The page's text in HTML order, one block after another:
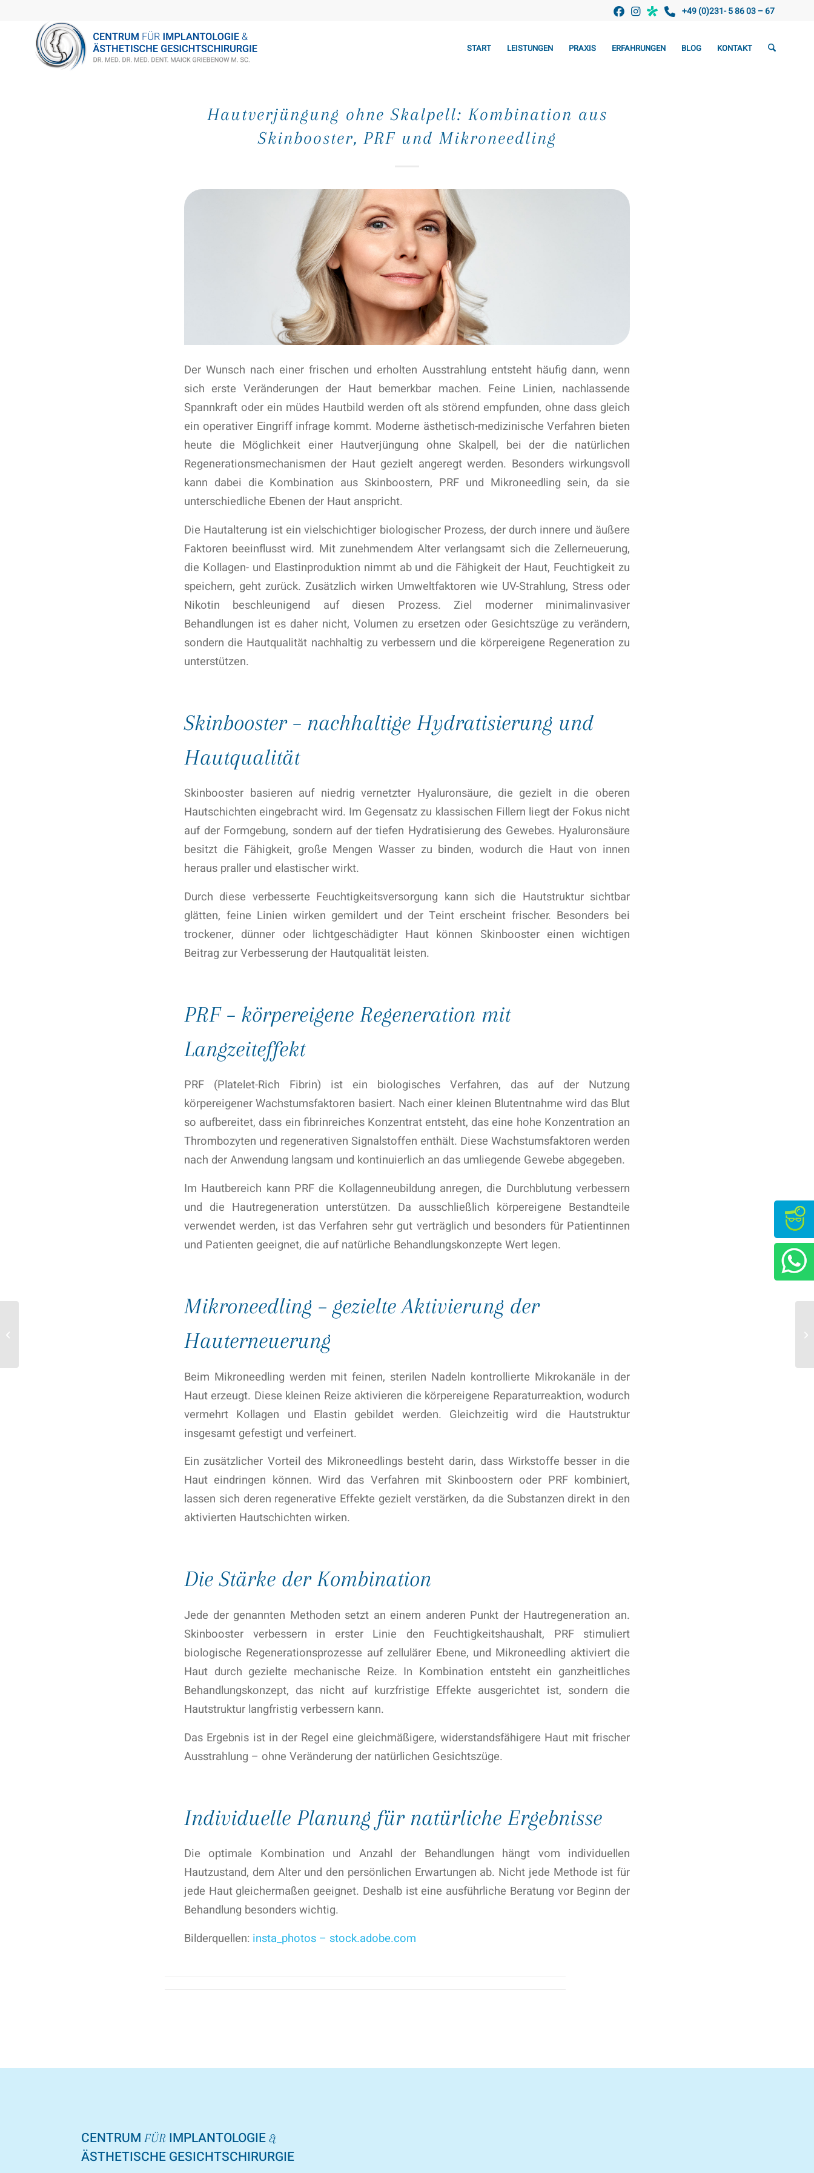
+49 (0)231- 5 86 03 – 67
START LEISTUNGEN PRAXIS ERFAHRUNGEN BLOG KONTAKT
Hautverjüngung ohne Skalpell: Kombination aus
Skinbooster, PRF und Mikroneedling
Der Wunsch nach einer frischen und erholten Ausstrahlung entsteht häufig dann, wenn
sich erste Veränderungen der Haut bemerkbar machen. Feine Linien, nachlassende
Spannkraft oder ein müdes Hautbild werden oft als störend empfunden, ohne dass gleich
ein operativer Eingriff infrage kommt. Moderne ästhetisch-medizinische Verfahren bieten
heute die Möglichkeit einer Hautverjüngung ohne Skalpell, bei der die natürlichen
Regenerationsmechanismen der Haut gezielt angeregt werden. Besonders wirkungsvoll
kann dabei die Kombination aus Skinboostern, PRF und Mikroneedling sein, da sie
unterschiedliche Ebenen der Haut anspricht.
Die Hautalterung ist ein vielschichtiger biologischer Prozess, der durch innere und äußere
Faktoren beeinflusst wird. Mit zunehmendem Alter verlangsamt sich die Zellerneuerung,
die Kollagen- und Elastinproduktion nimmt ab und die Fähigkeit der Haut, Feuchtigkeit zu
speichern, geht zurück. Zusätzlich wirken Umweltfaktoren wie UV-Strahlung, Stress oder
Nikotin beschleunigend auf diesen Prozess. Ziel moderner minimalinvasiver
Behandlungen ist es daher nicht, Volumen zu ersetzen oder Gesichtszüge zu verändern,
sondern die Hautqualität nachhaltig zu verbessern und die körpereigene Regeneration zu
unterstützen.
Skinbooster – nachhaltige Hydratisierung und
Hautqualität
Skinbooster basieren auf niedrig vernetzter Hyaluronsäure, die gezielt in die oberen
Hautschichten eingebracht wird. Im Gegensatz zu klassischen Fillern liegt der Fokus nicht
auf der Formgebung, sondern auf der tiefen Hydratisierung des Gewebes. Hyaluronsäure
besitzt die Fähigkeit, große Mengen Wasser zu binden, wodurch die Haut von innen
heraus praller und elastischer wirkt.
Durch diese verbesserte Feuchtigkeitsversorgung kann sich die Hautstruktur sichtbar
glätten, feine Linien wirken gemildert und der Teint erscheint frischer. Besonders bei
trockener, dünner oder lichtgeschädigter Haut können Skinbooster einen wichtigen
Beitrag zur Verbesserung der Hautqualität leisten.
PRF – körpereigene Regeneration mit
Langzeiteffekt
PRF (Platelet-Rich Fibrin) ist ein biologisches Verfahren, das auf der Nutzung
körpereigener Wachstumsfaktoren basiert. Nach einer kleinen Blutentnahme wird das Blut
so aufbereitet, dass ein fibrinreiches Konzentrat entsteht, das eine hohe Konzentration an
Thrombozyten und regenerativen Signalstoffen enthält. Diese Wachstumsfaktoren werden
nach der Anwendung langsam und kontinuierlich an das umliegende Gewebe abgegeben.
Im Hautbereich kann PRF die Kollagenneubildung anregen, die Durchblutung verbessern
und die Hautregeneration unterstützen. Da ausschließlich körpereigene Bestandteile
verwendet werden, ist das Verfahren sehr gut verträglich und besonders für Patientinnen
und Patienten geeignet, die auf natürliche Behandlungskonzepte Wert legen.
Mikroneedling – gezielte Aktivierung der
Hauterneuerung
Beim Mikroneedling werden mit feinen, sterilen Nadeln kontrollierte Mikrokanäle in der
Haut erzeugt. Diese kleinen Reize aktivieren die körpereigene Reparaturreaktion, wodurch
vermehrt Kollagen und Elastin gebildet werden. Gleichzeitig wird die Hautstruktur
insgesamt gefestigt und verfeinert.
Ein zusätzlicher Vorteil des Mikroneedlings besteht darin, dass Wirkstoffe besser in die
Haut eindringen können. Wird das Verfahren mit Skinboostern oder PRF kombiniert,
lassen sich deren regenerative Effekte gezielt verstärken, da die Substanzen direkt in den
aktivierten Hautschichten wirken.
Die Stärke der Kombination
Jede der genannten Methoden setzt an einem anderen Punkt der Hautregeneration an.
Skinbooster verbessern in erster Linie den Feuchtigkeitshaushalt, PRF stimuliert
biologische Regenerationsprozesse auf zellulärer Ebene, und Mikroneedling aktiviert die
Haut durch gezielte mechanische Reize. In Kombination entsteht ein ganzheitliches
Behandlungskonzept, das nicht auf kurzfristige Effekte ausgerichtet ist, sondern die
Hautstruktur langfristig verbessern kann.
Das Ergebnis ist in der Regel eine gleichmäßigere, widerstandsfähigere Haut mit frischer
Ausstrahlung – ohne Veränderung der natürlichen Gesichtszüge.
Individuelle Planung für natürliche Ergebnisse
Die optimale Kombination und Anzahl der Behandlungen hängt vom individuellen
Hautzustand, dem Alter und den persönlichen Erwartungen ab. Nicht jede Methode ist für
jede Haut gleichermaßen geeignet. Deshalb ist eine ausführliche Beratung vor Beginn der
Behandlung besonders wichtig.
Bilderquellen: insta_photos – stock.adobe.com
CENTRUM FÜR IMPLANTOLOGIE &
ÄSTHETISCHE GESICHTSCHIRURGIE